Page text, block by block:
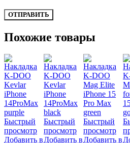
Похожие товары
Быстрый
просмотр
Добавить в
Быстрый
просмотр
Добавить в
Быстрый
просмотр
Добавить в